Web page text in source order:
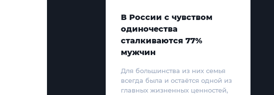
В России с чувством
одиночества
сталкиваются 77%
мужчин
Для большинства из них семья
всегда была и остаётся одной из
главных жизненных ценностей,